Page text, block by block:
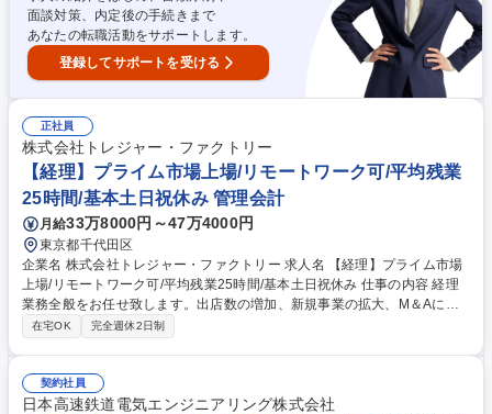
面談対策、内定後の手続きまで
あなたの転職活動をサポートします。
登録してサポートを受ける
正社員
株式会社トレジャー・ファクトリー
【経理】プライム市場上場/リモートワーク可/平均残業
25時間/基本土日祝休み 管理会計
月給33万8000円～47万4000円
東京都千代田区
企業名 株式会社トレジャー・ファクトリー 求人名 【経理】プライム市場
上場/リモートワーク可/平均残業25時間/基本土日祝休み 仕事の内容 経理
業務全般をお任せ致します。出店数の増加、新規事業の拡大、M＆Aによ
る業務拡大、また子会社の監査対応や連結決算等の業務拡大に伴う増員募
人税申告書作成■子会社決算の確認■監査法人対応（監査対応資料の作成）
■開示資料作成補助（有価証券報告書等）■マネジメント業務 ※変更の範
在宅OK 完全週休2日制
契約社員
日本高速鉄道電気エンジニアリング株式会社